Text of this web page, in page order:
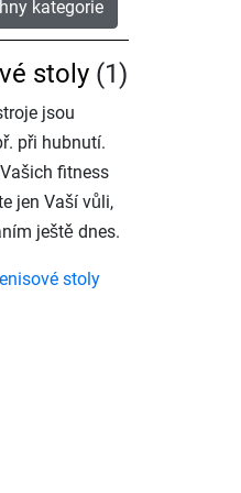
kategorie
stoly (1)
jsou
při hubnutí.
fitness
jen Vaší vůli,
ještě dnes.
stoly